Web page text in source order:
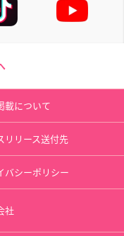
載について
リリース送付先
バシーポリシー
社